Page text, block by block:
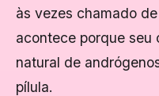
às vezes chamado
acontece porque seu
natural de
pílula.